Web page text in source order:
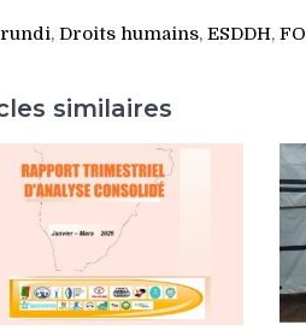
, Droits humains, ESDDH,
similaires